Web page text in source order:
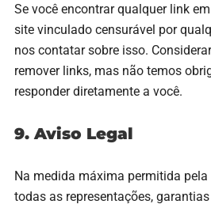
Se você encontrar qualquer link
site vinculado censurável por
nos contatar sobre isso.
remover links, mas não temos
responder diretamente a você.
9. Aviso Legal
Na medida máxima permitida
todas as representações,